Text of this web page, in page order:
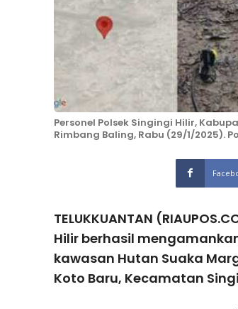
Personel Polsek Singingi Hilir,
Rimbang Baling, Rabu (29/1/2025).
TELUKKUANTAN
Hilir berhasil
kawasan Hutan Suaka
Koto Baru, Kecamatan